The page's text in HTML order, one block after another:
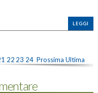
LEGGI
22 23 24 Prossima Ultima